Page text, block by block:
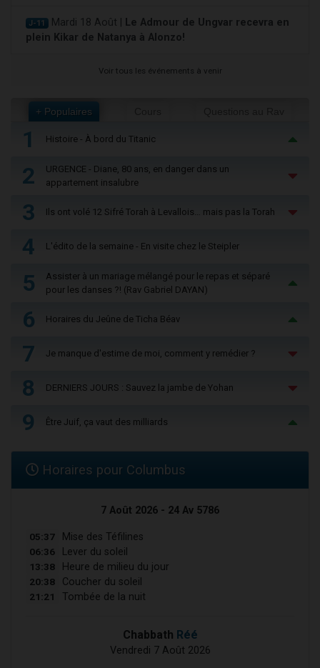
J-11 Mardi 18 Août |
Le Admour de Ungvar recevra en
plein Kikar de Natanya à Alonzo!
Voir tous les événements à venir
+ Populaires
1 Histoire - À bord du Titanic
2
URGENCE - Diane, 80 ans, en danger dans un
appartement insalubre
3 Ils ont volé 12 Sifré Torah à Levallois… mais pas la Torah
4 L'édito de la semaine - En visite chez le Steipler
5
Assister à un mariage mélangé pour le repas et séparé
pour les danses ?! (Rav Gabriel DAYAN)
6 Horaires du Jeûne de Ticha Béav
7 Je manque d'estime de moi, comment y remédier ?
8 DERNIERS JOURS : Sauvez la jambe de Yohan
9 Être Juif, ça vaut des milliards
Horaires pour Columbus
7 Août 2026 - 24 Av 5786
05:37 Mise des Téfilines
06:36 Lever du soleil
13:38 Heure de milieu du jour
20:38 Coucher du soleil
21:21 Tombée de la nuit
Chabbath Réé
Vendredi 7 Août 2026